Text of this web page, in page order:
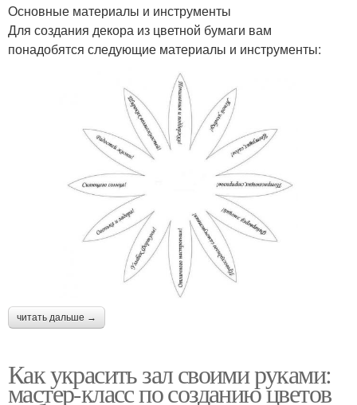
Основные материалы и инструменты
Для создания декора из цветной бумаги вам
понадобятся следующие материалы и инструменты:
читать дальше →
Как украсить зал своими руками:
мастер-класс по созданию цветов